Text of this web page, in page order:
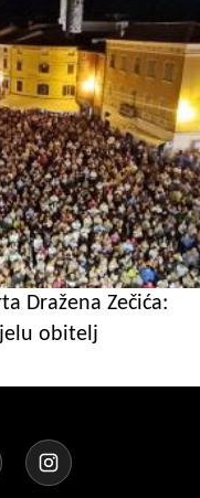
Dražena Zečića:
obitelj